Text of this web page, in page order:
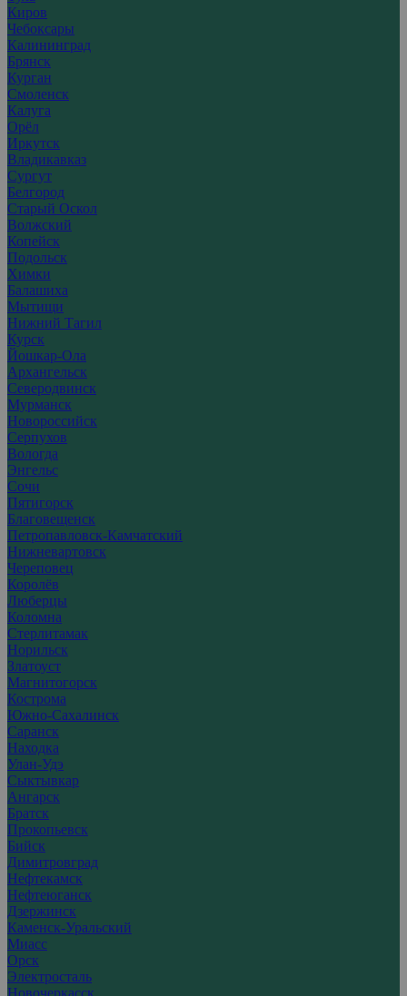
Киров
Чебоксары
Калининград
Брянск
Курган
Смоленск
Калуга
Орёл
Иркутск
Владикавказ
Сургут
Белгород
Старый Оскол
Волжский
Копейск
Подольск
Химки
Балашиха
Мытищи
Нижний Тагил
Курск
Йошкар-Ола
Архангельск
Северодвинск
Мурманск
Новороссийск
Серпухов
Вологда
Энгельс
Сочи
Пятигорск
Благовещенск
Петропавловск-Камчатский
Нижневартовск
Череповец
Королёв
Люберцы
Коломна
Стерлитамак
Норильск
Златоуст
Магнитогорск
Кострома
Южно-Сахалинск
Саранск
Находка
Улан-Удэ
Сыктывкар
Ангарск
Братск
Прокопьевск
Бийск
Димитровград
Нефтекамск
Нефтеюганск
Дзержинск
Каменск-Уральский
Миасс
Орск
Электросталь
Новочеркасск